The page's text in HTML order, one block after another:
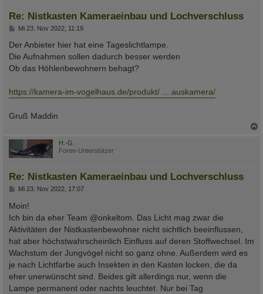
Re: Nistkasten Kameraeinbau und Lochverschluss
B
i
r
a
g
Mi 23. Nov 2022, 11:19
Der Anbieter hier hat eine Tageslichtlampe.
Die Aufnahmen sollen dadurch besser werden
Ob das Höhlenbewohnern behagt?
https://kamera-im-vogelhaus.de/produkt/ ... auskamera/
Gruß Maddin
H.-G.
Foren-Unterstützer
Re: Nistkasten Kameraeinbau und Lochverschluss
B
t
r
a
g
Mi 23. Nov 2022, 17:07
Moin!
Ich bin da eher Team @onkeltom. Das Licht mag zwar die
Aktivitäten der Nistkastenbewohner nicht sichtlich beeinflussen,
hat aber höchstwahrscheinlich Einfluss auf deren Stoffwechsel. Im
Wachstum der Jungvögel nicht so ganz ohne. Außerdem wird es
je nach Lichtfarbe auch Insekten in den Kasten locken, die da
eher unerwünscht sind. Beides gilt allerdings nur, wenn die
Lampe permanent oder nachts leuchtet. Nur bei Tag